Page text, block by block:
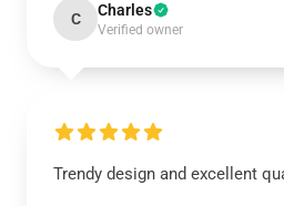
C Charles
Verified owner
Trendy design and excellent